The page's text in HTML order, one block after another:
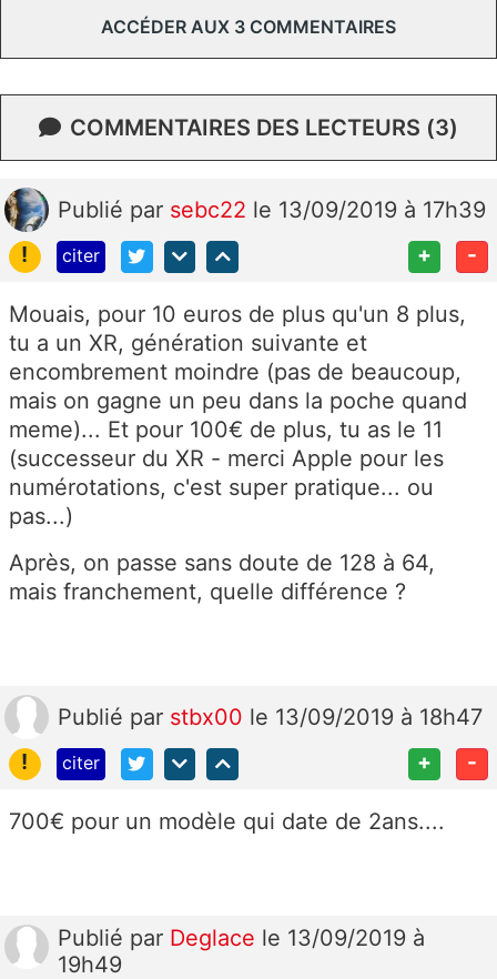
ACCÉDER AUX 3 COMMENTAIRES
COMMENTAIRES DES LECTEURS (3)
Publié par sebc22 le 13/09/2019 à 17h39
!
citer + -
Mouais, pour 10 euros de plus qu'un 8 plus,
tu a un XR, génération suivante et
encombrement moindre (pas de beaucoup,
mais on gagne un peu dans la poche quand
meme)... Et pour 100€ de plus, tu as le 11
(successeur du XR - merci Apple pour les
numérotations, c'est super pratique... ou
pas...)
Après, on passe sans doute de 128 à 64,
mais franchement, quelle différence ?
Publié par stbx00 le 13/09/2019 à 18h47
!
citer + -
700€ pour un modèle qui date de 2ans....
Publié par Deglace le 13/09/2019 à
19h49